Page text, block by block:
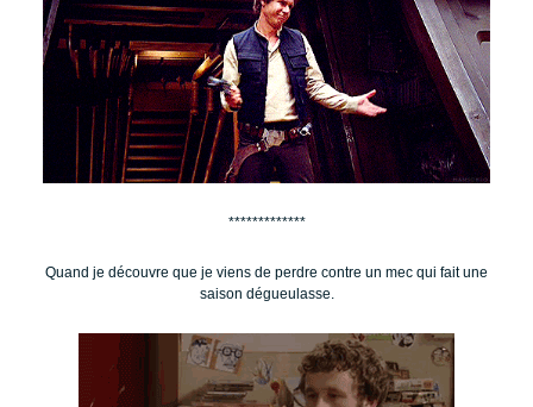
*************
Quand je découvre que je viens de perdre contre un mec qui fait une
saison dégueulasse.